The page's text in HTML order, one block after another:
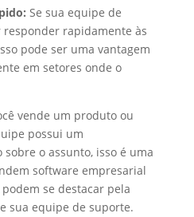
Se sua equipe de
rapidamente às
pode ser uma vantagem
em setores onde o
vende um produto ou
possui um
o assunto, isso é uma
software empresarial
se destacar pela
sua equipe de suporte.